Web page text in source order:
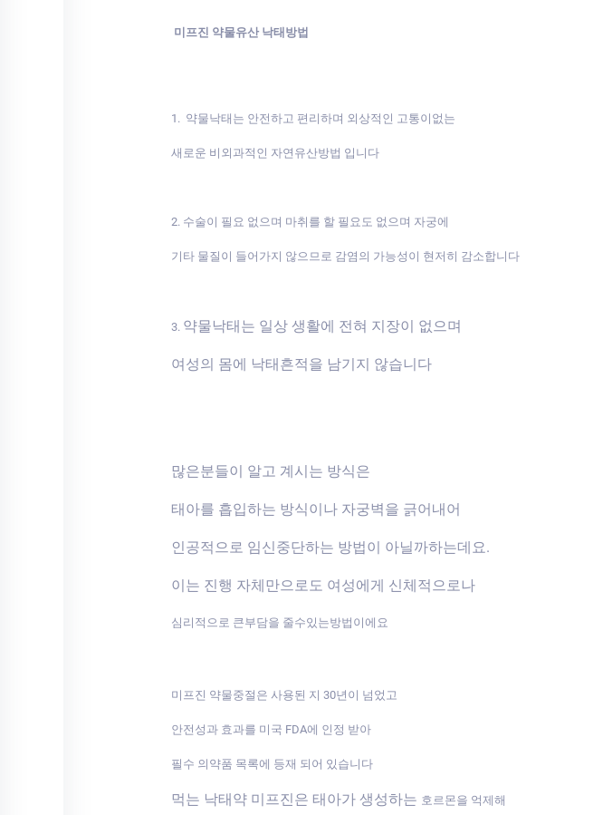
미프진 약물유산 낙태방법
1. 약물낙태는 안전하고 편리하며 외상적인 고통이없는
새로운 비외과적인 자연유산방법 입니다
2. 수술이 필요 없으며 마취를 할 필요도 없으며 자궁에
기타 물질이 들어가지 않으므로 감염의 가능성이 현저히 감소합니다
3. 약물낙태는 일상 생활에 전혀 지장이 없으며
여성의 몸에 낙태흔적을 남기지 않습니다
많은분들이 알고 계시는 방식은
태아를 흡입하는 방식이나 자궁벽을 긁어내어
인공적으로 임신중단하는 방법이 아닐까하는데요.
이는 진행 자체만으로도 여성에게 신체적으로나
심리적으로 큰부담을 줄수있는방법이에요
미프진 약물중절은 사용된 지 30년이 넘었고
안전성과 효과를 미국 FDA에 인정 받아
필수 의약품 목록에 등재 되어 있습니다
먹는 낙태약 미프진은 태아가 생성하는 호르몬을 억제해